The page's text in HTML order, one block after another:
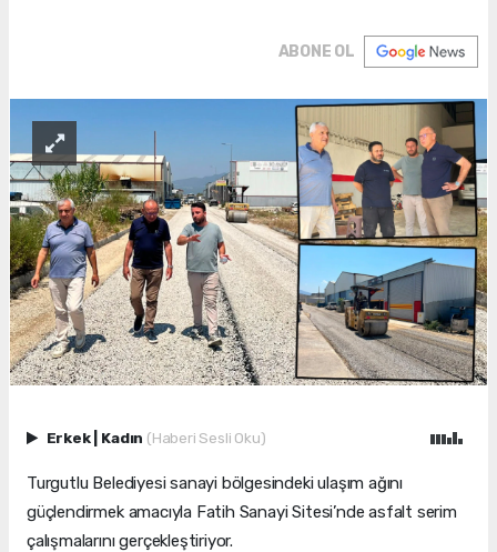
ABONE OL
Erkek Kadın (Haberi Sesli Oku)
Turgutlu Belediyesi sanayi bölgesindeki ulaşım ağını
güçlendirmek amacıyla Fatih Sanayi Sitesi’nde asfalt serim
çalışmalarını gerçekleştiriyor.